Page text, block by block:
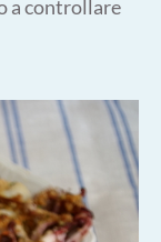
a controllare